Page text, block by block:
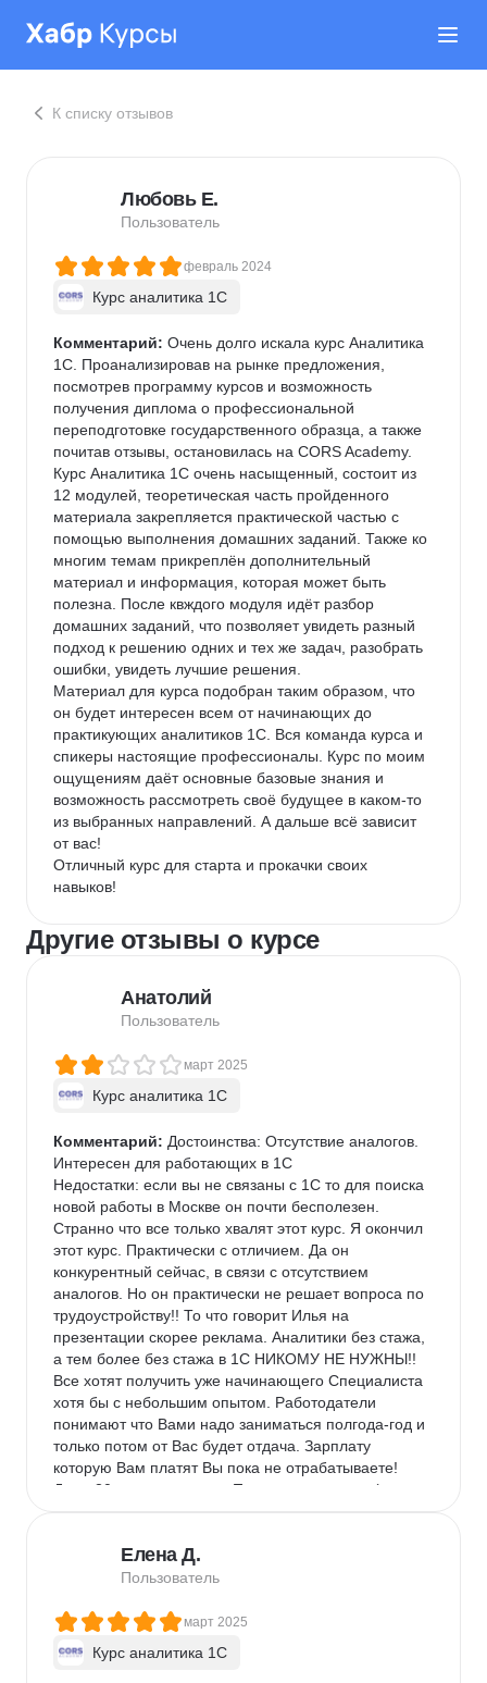
К списку отзывов
Любовь Е.
Пользователь
февраль 2024
Курс аналитика 1C
Комментарий: Очень долго искала курс Аналитика
1С. Проанализировав на рынке предложения,
посмотрев программу курсов и возможность
получения диплома о профессиональной
переподготовке государственного образца, а также
почитав отзывы, остановилась на CORS Academy.
Курс Аналитика 1С очень насыщенный, состоит из
12 модулей, теоретическая часть пройденного
материала закрепляется практической частью с
помощью выполнения домашних заданий. Также ко
многим темам прикреплён дополнительный
материал и информация, которая может быть
полезна. После квждого модуля идёт разбор
домашних заданий, что позволяет увидеть разный
подход к решению одних и тех же задач, разобрать
ошибки, увидеть лучшие решения.
Материал для курса подобран таким образом, что
он будет интересен всем от начинающих до
практикующих аналитиков 1С. Вся команда курса и
спикеры настоящие профессионалы. Курс по моим
ощущениям даёт основные базовые знания и
возможность рассмотреть своё будущее в каком-то
из выбранных направлений. А дальше всё зависит
от вас!
Отличный курс для старта и прокачки своих
навыков!
Другие отзывы о курсе
Анатолий
Пользователь
март 2025
Курс аналитика 1C
Комментарий: Достоинства: Отсутствие аналогов.
Интересен для работающих в 1С
Недостатки: если вы не связаны с 1С то для поиска
новой работы в Москве он почти бесполезен.
Странно что все только хвалят этот курс. Я окончил
этот курс. Практически с отличием. Да он
конкурентный сейчас, в связи с отсутствием
аналогов. Но он практически не решает вопроса по
трудоустройству!! То что говорит Илья на
презентации скорее реклама. Аналитики без стажа,
а тем более без стажа в 1С НИКОМУ НЕ НУЖНЫ!!
Все хотят получить уже начинающего Специалиста
хотя бы с небольшим опытом. Работодатели
понимают что Вами надо заниматься полгода-год и
только потом от Вас будет отдача. Зарплату
которую Вам платят Вы пока не отрабатываете!
Даже 30 тыс пока аванс. При этом есть риск (до
Этот курс скорее поможет перейти в новую нишу
уже работающему в 1С пользователю,
программирования 1С очень важны, так как одна из
работ необходимых заказчику и уметь в ТЗ описать
Елена Д.
Пользователь
март 2025
Курс аналитика 1C